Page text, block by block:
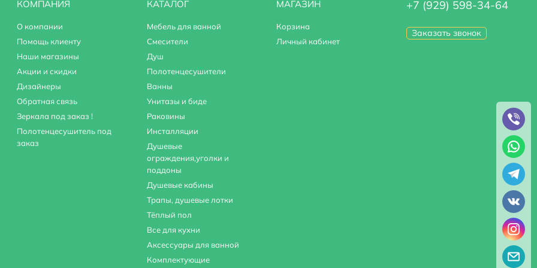
КОМПАНИЯ
О компании
Помощь клиенту
Наши магазины
Акции и скидки
Дизайнеры
Обратная связь
Зеркала под заказ !
Полотенцесушитель под
заказ
КАТАЛОГ
Мебель для ванной
Смесители
Душ
Полотенцесушители
Ванны
Унитазы и биде
Раковины
Инсталляции
Душевые
ограждения,уголки и
поддоны
Душевые кабины
Трапы, душевые лотки
Тёплый пол
Все для кухни
Аксессуары для ванной
Комплектующие
МАГАЗИН
Корзина
Личный кабинет
+7 (929) 598-34-64
Заказать звонок